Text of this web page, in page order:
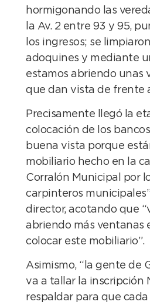
hormigonando las
la Av. 2 entre 93 y 95,
los ingresos; se
adoquines y mediante
estamos abriendo unas
que dan vista de frente
Precisamente llegó la
colocación de los
buena vista porque
mobiliario hecho en la
Corralón Municipal por
carpinteros
director, acotando que
abriendo más ventanas
colocar este mobiliario”.
Asimismo, “la gente de
va a tallar la inscripción
respaldar para que